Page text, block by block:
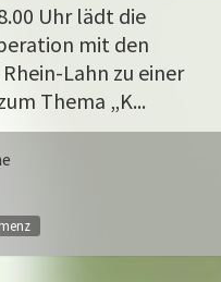
Uhr lädt die
mit den
Lahn zu einer
Thema „K...